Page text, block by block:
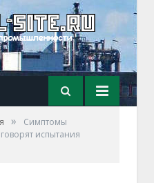
»
Симптомы
испытания